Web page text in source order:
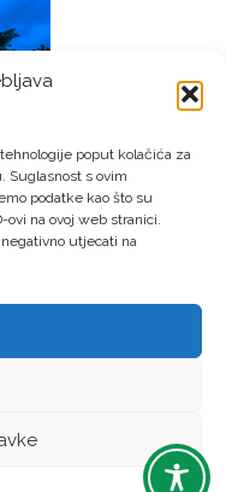
poput kolačića za
s ovim
podatke kao što su
na ovoj web stranici.
utjecati na
pridržana – Izrada: